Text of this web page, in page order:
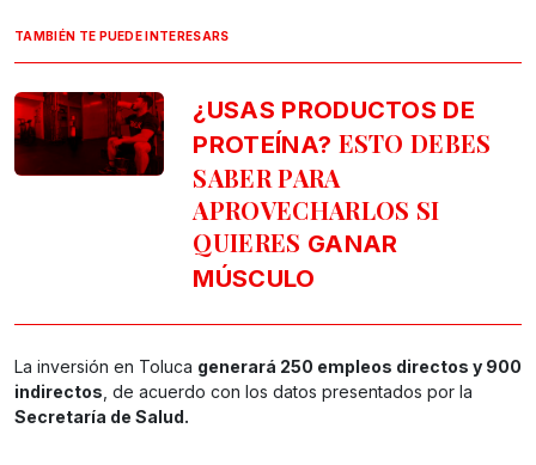
TAMBIÉN TE PUEDE INTERESARS
¿USAS PRODUCTOS DE
PROTEÍNA? ESTO DEBES
SABER PARA
APROVECHARLOS SI
QUIERES GANAR
MÚSCULO
La inversión en Toluca generará 250 empleos directos y 900
indirectos , de acuerdo con los datos presentados por la
Secretaría de Salud.